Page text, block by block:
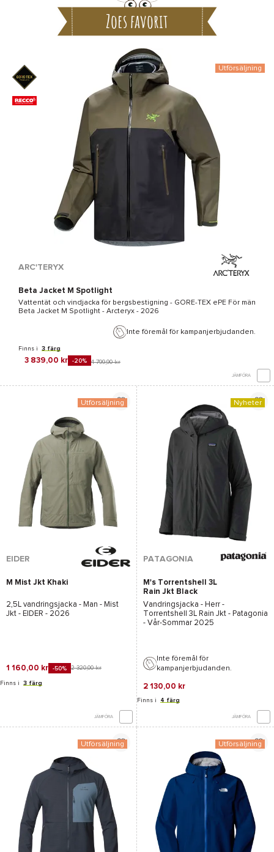
Zoes favorit
Utförsäljning
ARC'TERYX
Beta Jacket M Spotlight
Vattentät och vindjacka för bergsbestigning - GORE-TEX ePE För män
Beta Jacket M Spotlight - Arcteryx - 2026
Inte föremål för kampanjerbjudanden.
3 839,00 kr -20% 4 799,90 kr
Finns i 3 färg
JÄMFÖRA
Utförsäljning
EIDER
M Mist Jkt Khaki
2,5L vandringsjacka - Man - Mist
Jkt - EIDER - 2026
1 160,00 kr -50% 2 320,00 kr
Finns i 3 färg
JÄMFÖRA
Nyheter
PATAGONIA
M's Torrentshell 3L
Rain Jkt Black
Vandringsjacka - Herr -
Torrentshell 3L Rain Jkt - Patagonia
- Vår-Sommar 2025
Inte föremål för
kampanjerbjudanden.
2 130,00 kr
Finns i 4 färg
JÄMFÖRA
Utförsäljning Utförsäljning